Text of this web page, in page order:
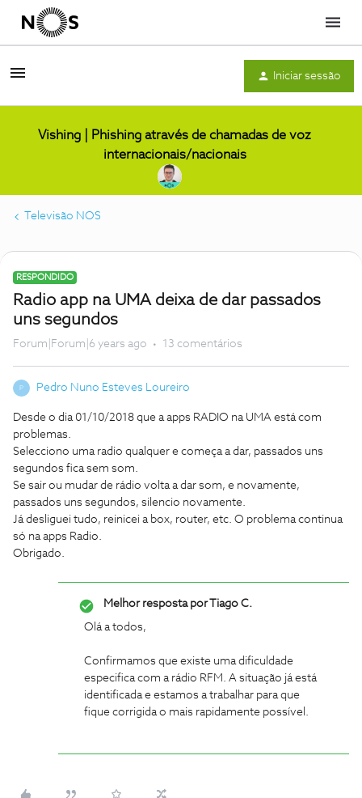
Menu
Iniciar sessão
Vishing | Phishing através de chamadas de voz
internacionais/nacionais
Televisão NOS
RESPONDIDO
Radio app na UMA deixa de dar passados
uns segundos
Forum|Forum|6 years ago 13 comentários
P Pedro Nuno Esteves Loureiro
Desde o dia 01/10/2018 que a apps RADIO na UMA está com
problemas.
Selecciono uma radio qualquer e começa a dar, passados uns
segundos fica sem som.
Se sair ou mudar de rádio volta a dar som, e novamente,
passados uns segundos, silencio novamente.
Já desliguei tudo, reinicei a box, router, etc. O problema continua
só na apps Radio.
Obrigado.
Melhor resposta porTiago C.
Olá a todos,
Confirmamos que existe uma dificuldade
especifica com a rádio RFM. A situação já está
identificada e estamos a trabalhar para que
fique corrigida o mais rapidamente possível.